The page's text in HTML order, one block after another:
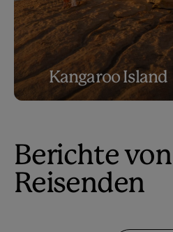
Kangaroo Island
Berichte von
Reisenden